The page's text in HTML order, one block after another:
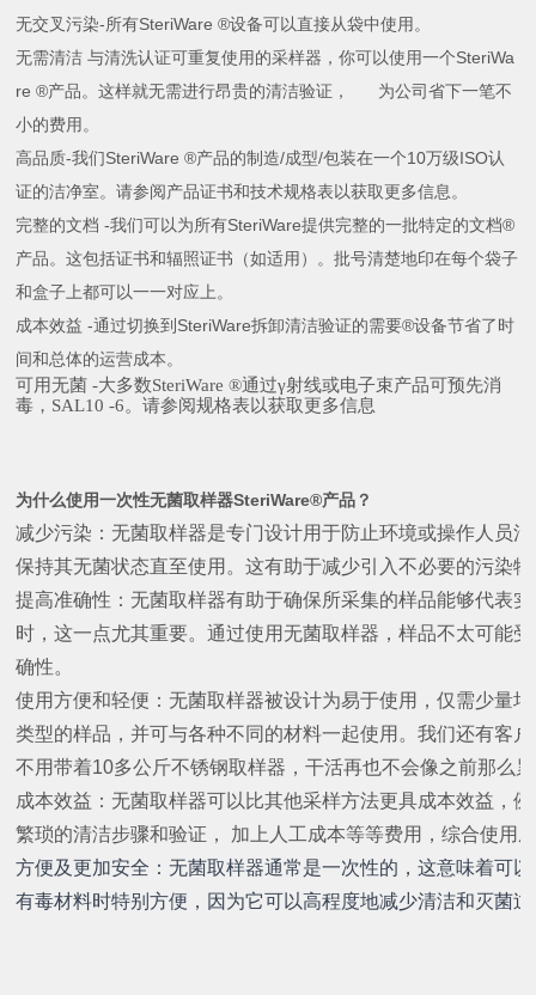
无交叉污染-所有SteriWare ®设备可以直接从袋中使用。
无需清洁 与清洗认证可重复使用的采样器，你可以使用一个SteriWa
re ®产品。这样就无需进行昂贵的清洁验证， 为公司省下一笔不
小的费用。
高品质-我们SteriWare ®产品的制造/成型/包装在一个10万级ISO认
证的洁净室。请参阅产品证书和技术规格表以获取更多信息。
完整的文档 -我们可以为所有SteriWare提供完整的一批特定的文档®
产品。这包括证书和辐照证书（如适用）。批号清楚地印在每个袋子
和盒子上都可以一一对应上。
成本效益 -通过切换到 SteriWare拆卸清洁验证的需要®设备节省了时
间和总体的运营成本。
可用无菌-大多数SteriWare ®通过γ射线或电子束产品可预先消
毒，SAL10 -6。请参阅规格表以获取更多信息
为什么使用一次性无菌取样器SteriWare®产品？
减少污染：无菌取样器是专门设计用于防止环境或操作人员
保持其无菌状态直至使用。这有助于减少引入不必要的污染
提高准确性：无菌取样器有助于确保所采集的样品能够代表
时，这一点尤其重要。通过使用无菌取样器，样品不太可能
确性。
使用方便和轻便：无菌取样器被设计为易于使用，仅需少量
类型的样品，并可与各种不同的材料一起使用。我们还有客
不用带着10多公斤不锈钢取样器，干活再也不会像之前那么
成本效益：无菌取样器可以比其他采样方法更具成本效益，
繁琐的清洁步骤和验证，
加上人工成本等等费用，综合使用
方便及更加安全：无菌取样器通常是一次性的，这意味着可
有毒材料时特别方便，因为它可以高程度地减少清洁和灭菌